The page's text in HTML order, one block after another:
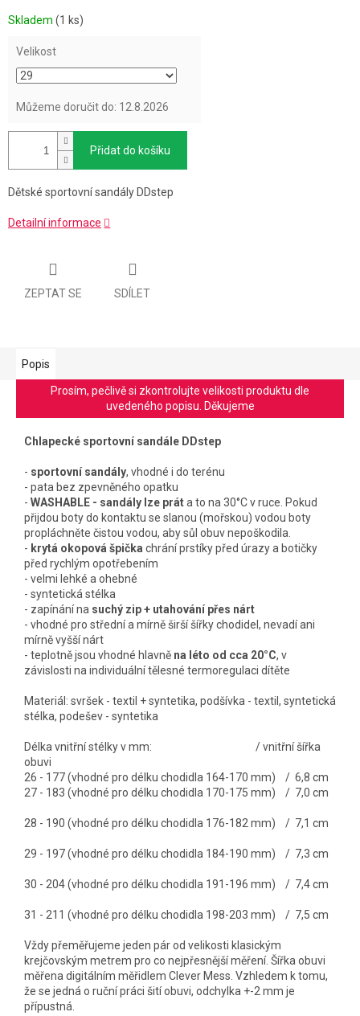
cena:
Skladem (1 ks)
Velikost
Můžeme doručit do: 12.8.2026
Přidat do košíku
Dětské sportovní sandály DDstep
Detailní informace
ZEPTAT SE SDÍLET
Popis
Prosím, pečlivě si zkontrolujte velikosti produktu dle
uvedeného popisu. Děkujeme
Chlapecké sportovní sandále DDstep
- sportovní sandály, vhodné i do terénu
- pata bez zpevněného opatku
- WASHABLE - sandály lze práta to na 30°C v ruce. Pokud
přijdou boty do kontaktu se slanou (mořskou) vodou boty
propláchněte čistou vodou, aby sůl obuv nepoškodila.
- krytá okopová špička chrání prstíky před úrazy a botičky
před rychlým opotřebením
- velmi lehké a ohebné
- syntetická stélka
- zapínání na suchý zip + utahování přes nárt
- vhodné pro střední a mírně širší šířky chodidel, nevadí ani
mírně vyšší nárt
- teplotně jsou vhodné hlavně na léto od cca 20°C, v
závislosti na individuální tělesné termoregulaci dítěte
Materiál: svršek - textil + syntetika, podšívka - textil, syntetická
stélka, podešev - syntetika
Délka vnitřní stélky v mm: / vnitřní šířka
obuvi
26 - 177 (vhodné pro délku chodidla 164-170 mm) / 6,8 cm
27 - 183 (vhodné pro délku chodidla 170-175 mm) / 7,0 cm
28 - 190 (vhodné pro délku chodidla 176-182 mm) / 7,1 cm
29 - 197 (vhodné pro délku chodidla 184-190 mm) / 7,3 cm
30 - 204 (vhodné pro délku chodidla 191-196 mm) / 7,4 cm
31 - 211 (vhodné pro délku chodidla 198-203 mm) / 7,5 cm
Vždy přeměřujeme jeden pár od velikosti klasickým
krejčovským metrem pro co nejpřesnější měření. Šířka obuvi
měřena digitálním měřidlem Clever Mess. Vzhledem k tomu,
že se jedná o ruční práci šití obuvi, odchylka +-2 mm je
přípustná.